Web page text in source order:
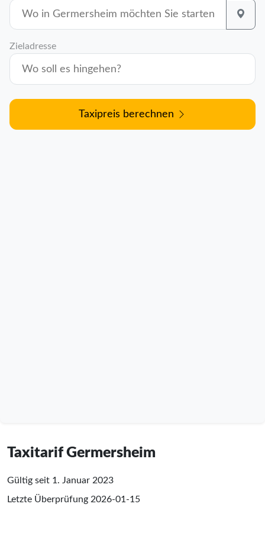
Zieladresse
Taxipreis berechnen
Taxitarif Germersheim
Gültig seit 1. Januar 2023
Letzte Überprüfung 2026-01-15